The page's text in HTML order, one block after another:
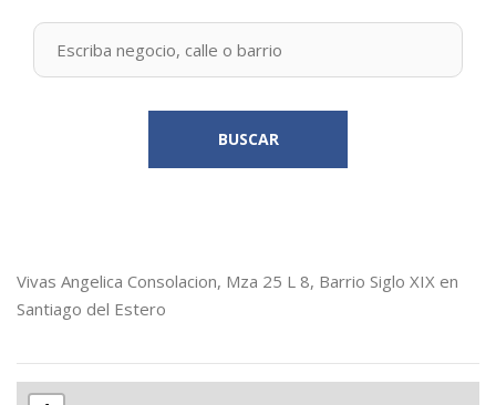
BUSCAR
Vivas Angelica Consolacion, Mza 25 L 8, Barrio Siglo XIX en
Santiago del Estero